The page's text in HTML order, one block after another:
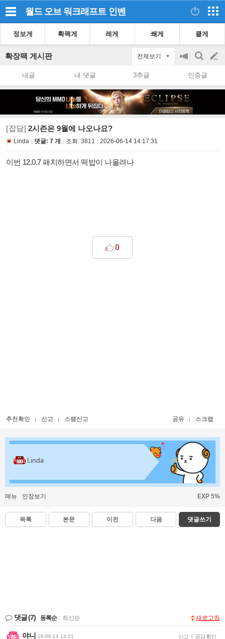
월드 오브 워크래프트 인벤
정보게 확팩게 레게 쐐게 클게
확장팩 게시판 전체보기
공
on/off
검
색
글
쓰
내글 내 댓글 3추글 인증글
[잡담] 2시즌은 9월에 나오나요?
Linda 댓글: 7 개 조회: 3811 2026-06-14 14:17:31
이번 12.0.7 패치하면서 떡밥이 나올려나
0
추천확인 신고 스팸신고 공유 스크랩
Linda
메뉴 인장보기 EXP 5%
목록 본문 이전 다음 댓글쓰기
댓글(7) 등록순 최신순 새로고침
야니 26-06-14 14:21 신고 | 공감 확인